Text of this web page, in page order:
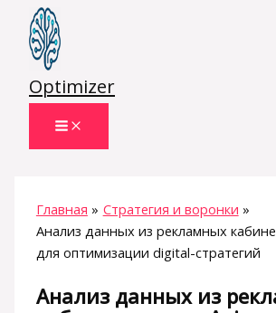
Перейти
содержимому
Optimizer
Главная
Стратегия и воронки
Анализ данных из рекламных
для оптимизации digital-стратегий
Анализ данных из